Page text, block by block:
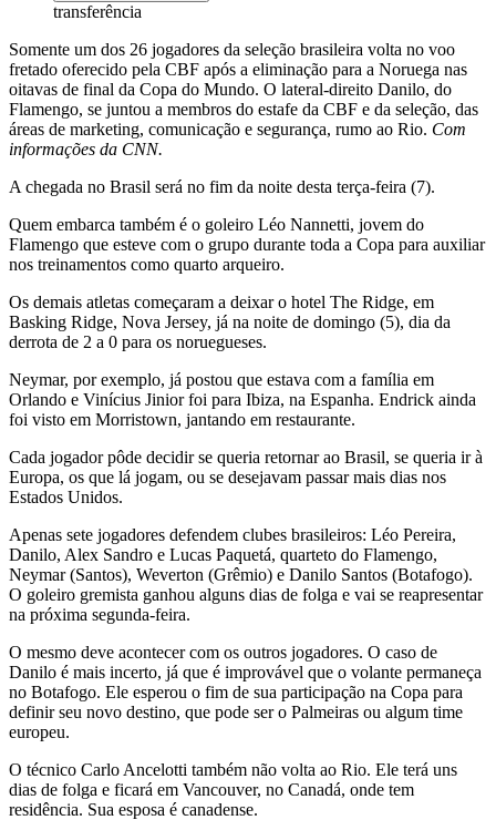
transferência
Somente um dos 26 jogadores da seleção brasileira volta no voo
fretado oferecido pela CBF após a eliminação para a Noruega nas
oitavas de final da Copa do Mundo. O lateral-direito Danilo, do
Flamengo, se juntou a membros do estafe da CBF e da seleção, das
áreas de marketing, comunicação e segurança, rumo ao Rio. Com
informações da CNN.
A chegada no Brasil será no fim da noite desta terça-feira (7).
Quem embarca também é o goleiro Léo Nannetti, jovem do
Flamengo que esteve com o grupo durante toda a Copa para auxiliar
nos treinamentos como quarto arqueiro.
Os demais atletas começaram a deixar o hotel The Ridge, em
Basking Ridge, Nova Jersey, já na noite de domingo (5), dia da
derrota de 2 a 0 para os noruegueses.
Neymar, por exemplo, já postou que estava com a família em
Orlando e Vinícius Jinior foi para Ibiza, na Espanha. Endrick ainda
foi visto em Morristown, jantando em restaurante.
Cada jogador pôde decidir se queria retornar ao Brasil, se queria ir à
Europa, os que lá jogam, ou se desejavam passar mais dias nos
Estados Unidos.
Apenas sete jogadores defendem clubes brasileiros: Léo Pereira,
Danilo, Alex Sandro e Lucas Paquetá, quarteto do Flamengo,
Neymar (Santos), Weverton (Grêmio) e Danilo Santos (Botafogo).
O goleiro gremista ganhou alguns dias de folga e vai se reapresentar
na próxima segunda-feira.
O mesmo deve acontecer com os outros jogadores. O caso de
Danilo é mais incerto, já que é improvável que o volante permaneça
no Botafogo. Ele esperou o fim de sua participação na Copa para
definir seu novo destino, que pode ser o Palmeiras ou algum time
europeu.
O técnico Carlo Ancelotti também não volta ao Rio. Ele terá uns
dias de folga e ficará em Vancouver, no Canadá, onde tem
residência. Sua esposa é canadense.